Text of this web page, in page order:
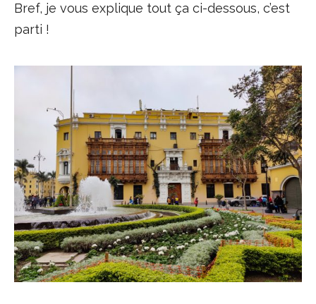
Bref, je vous explique tout ça ci-dessous, c’est
parti !